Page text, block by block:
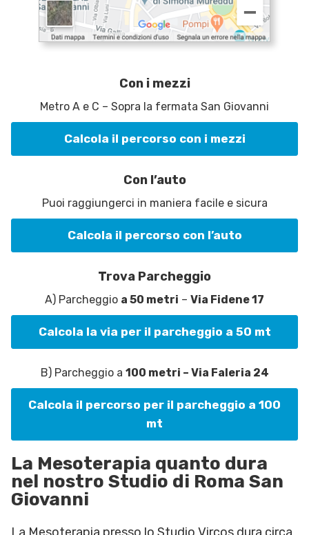
Con i mezzi
Metro A e C – Sopra la fermata San Giovanni
Calcola il percorso con i mezzi
Con l’auto
Puoi raggiungerci in maniera facile e sicura
Calcola il percorso con l’auto
Trova Parcheggio
A) Parcheggio a 50 metri – Via Fidene 17
Calcola la via per il parcheggio a 50 mt
B) Parcheggio a 100 metri – Via Faleria 24
Calcola il percorso per il parcheggio a 100
mt
La Mesoterapia quanto dura
nel nostro Studio di Roma San
Giovanni